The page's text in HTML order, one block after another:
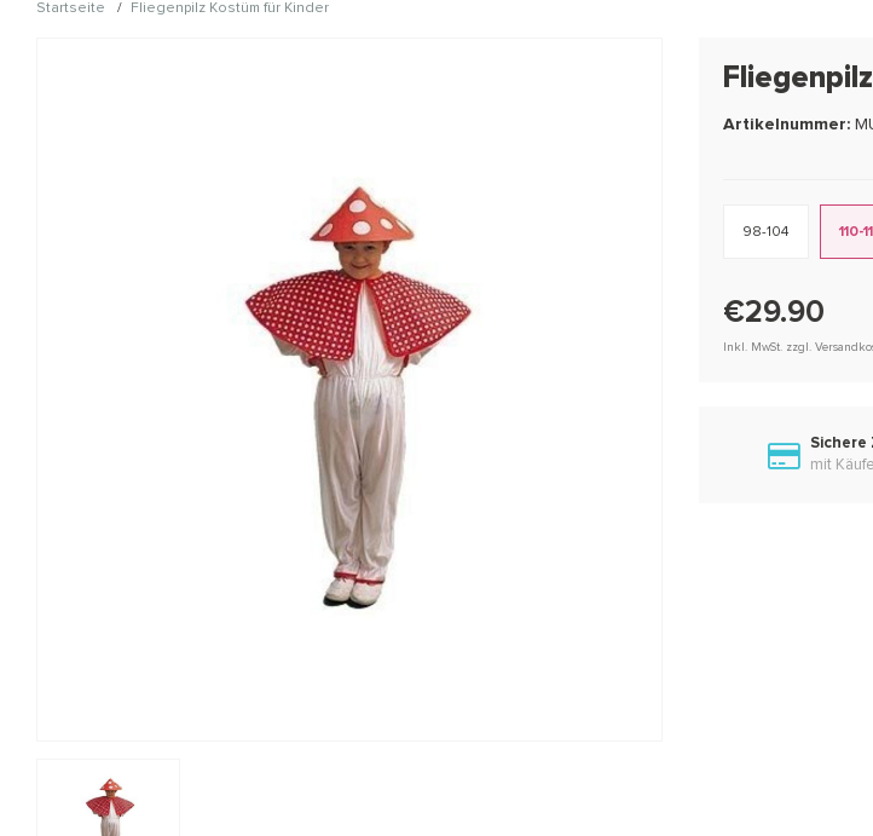
Startseite / Fliegenpilz Kostüm für Kinder
Artikelnummer:
98-104 110-
€29.90
Inkl. MwSt. zzgl.
Sichere
mit